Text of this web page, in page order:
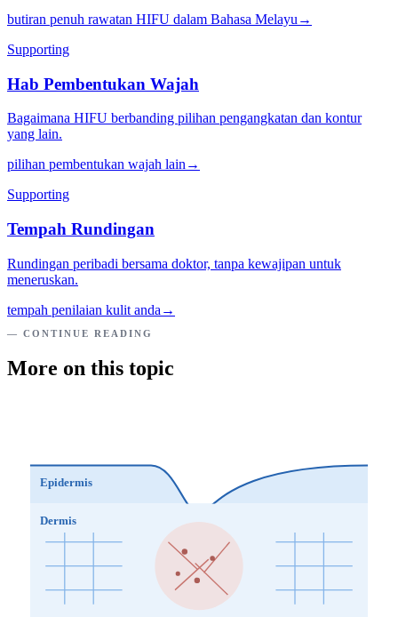
butiran penuh rawatan HIFU dalam Bahasa Melayu →
Supporting
Hab Pembentukan Wajah
Bagaimana HIFU berbanding pilihan pengangkatan dan kontur
yang lain.
pilihan pembentukan wajah lain →
Supporting
Tempah Rundingan
Rundingan peribadi bersama doktor, tanpa kewajipan untuk
meneruskan.
tempah penilaian kulit anda →
— CONTINUE READING
More on this topic
Epidermis
Dermis